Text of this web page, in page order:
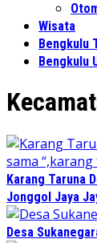
Wisata
Bengkulu
Bengkulu
Karang Taruna
Jonggol Jaya
Desa